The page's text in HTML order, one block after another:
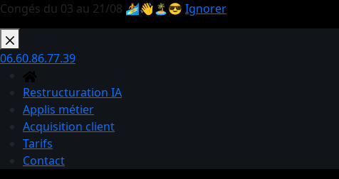
Congés du 03 au 21/08 🏄👋🏝️😎 Ignorer
Passer
au
contenu
06.60.86.77.39
Restructuration IA
Applis métier
Acquisition client
Tarifs
Contact